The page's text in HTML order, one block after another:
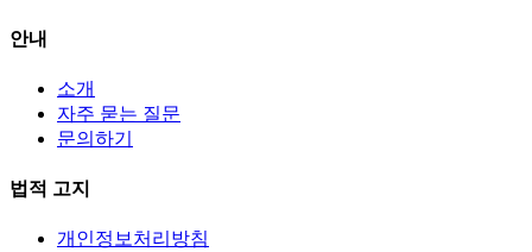
안내
소개
자주 묻는 질문
문의하기
법적 고지
개인정보처리방침